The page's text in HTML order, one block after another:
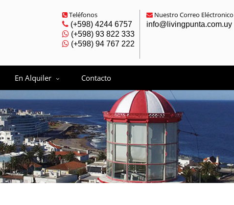
Teléfonos
(+598) 4244 6757
(+598) 93 822 333
(+598) 94 767 222
Nuestro Correo Eléctronico
info@livingpunta.com.uy
En Alquiler Contacto